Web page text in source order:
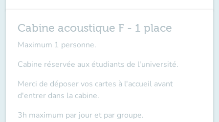
Cabine acoustique F - 1 place
Maximum 1 personne.
Cabine réservée aux étudiants de l'université.
Merci de déposer vos cartes à l'accueil avant
d'entrer dans la cabine.
3h maximum par jour et par groupe.